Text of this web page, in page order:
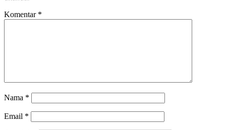
Komentar *
Nama *
Email *